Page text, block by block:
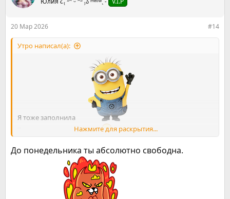
и
20 Мар 2026 #14
Утро написал(а):
Я тоже заполнила
Теперь можно вылететь?Нажмите для раскрытия...
До понедельника ты абсолютно свободна.